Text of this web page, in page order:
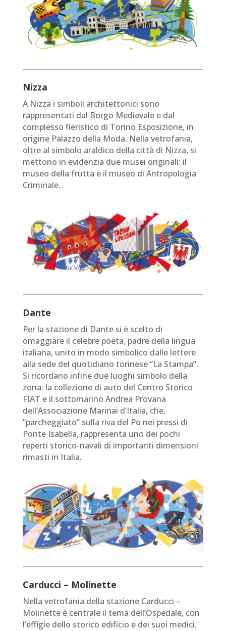
Nizza
A Nizza i simboli architettonici sono
rappresentati dal Borgo Medievale e dal
complesso fieristico di Torino Esposizione, in
origine Palazzo della Moda. Nella vetrofania,
oltre al simbolo araldico della città di Nizza, si
mettono in evidenzia due musei originali: il
museo della frutta e il museo di Antropologia
Criminale.
Dante
Per la stazione di Dante si è scelto di
omaggiare il celebre poeta, padre della lingua
italiana, unito in modo simbolico dalle lettere
alla sede del quotidiano torinese “La Stampa”.
Si ricordano infine due luoghi simbolo della
zona: la collezione di auto del Centro Storico
FIAT e il sottomarino Andrea Provana
dell’Associazione Marinai d’Italia, che,
“parcheggiato” sulla riva del Po nei pressi di
Ponte Isabella, rappresenta uno dei pochi
reperti storico-navali di importanti dimensioni
rimasti in Italia.
Carducci – Molinette
Nella vetrofania della stazione Carducci –
Molinette è centrale il tema dell’Ospedale, con
l’effigie dello storico edificio e dei suoi medici.